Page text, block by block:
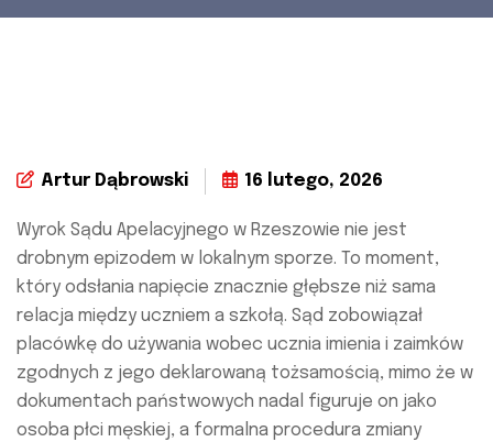
Artur Dąbrowski 16 lutego, 2026
Wyrok Sądu Apelacyjnego w Rzeszowie nie jest
drobnym epizodem w lokalnym sporze. To moment,
który odsłania napięcie znacznie głębsze niż sama
relacja między uczniem a szkołą. Sąd zobowiązał
placówkę do używania wobec ucznia imienia i zaimków
zgodnych z jego deklarowaną tożsamością, mimo że w
dokumentach państwowych nadal figuruje on jako
osoba płci męskiej, a formalna procedura zmiany